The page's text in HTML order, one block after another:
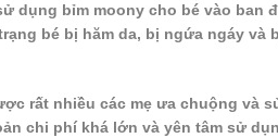
dụng bỉm moony cho bé vào ban
bé bị hăm da, bị ngứa ngáy và
rất nhiều các mẹ ưa chuộng và
chi phí khá lớn và yên tâm sử